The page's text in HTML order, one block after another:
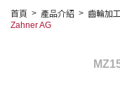
首頁 產品介紹 齒輪加
Zahner AG